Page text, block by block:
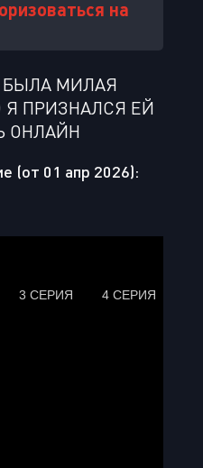
на
БЫЛА МИЛАЯ
ПРИЗНАЛСЯ ЕЙ
ОНЛАЙН
(от 01 апр 2026):